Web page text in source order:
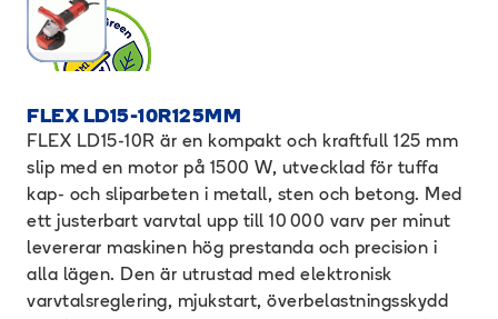
FLEX LD15-10R125MM
FLEX LD15-10R är en kompakt och kraftfull 125 mm
slip med en motor på 1500 W, utvecklad för tuffa
kap- och sliparbeten i metall, sten och betong. Med
ett justerbart varvtal upp till 10 000 varv per minut
levererar maskinen hög prestanda och precision i
alla lägen. Den är utrustad med elektronisk
varvtalsreglering, mjukstart, överbelastningsskydd